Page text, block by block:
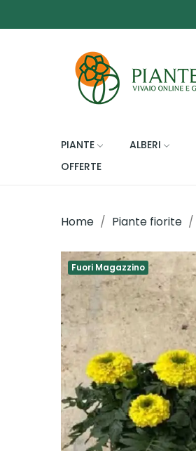
PIANTE ALBERI
OFFERTE
Home Piante fiorite
Fuori Magazzino